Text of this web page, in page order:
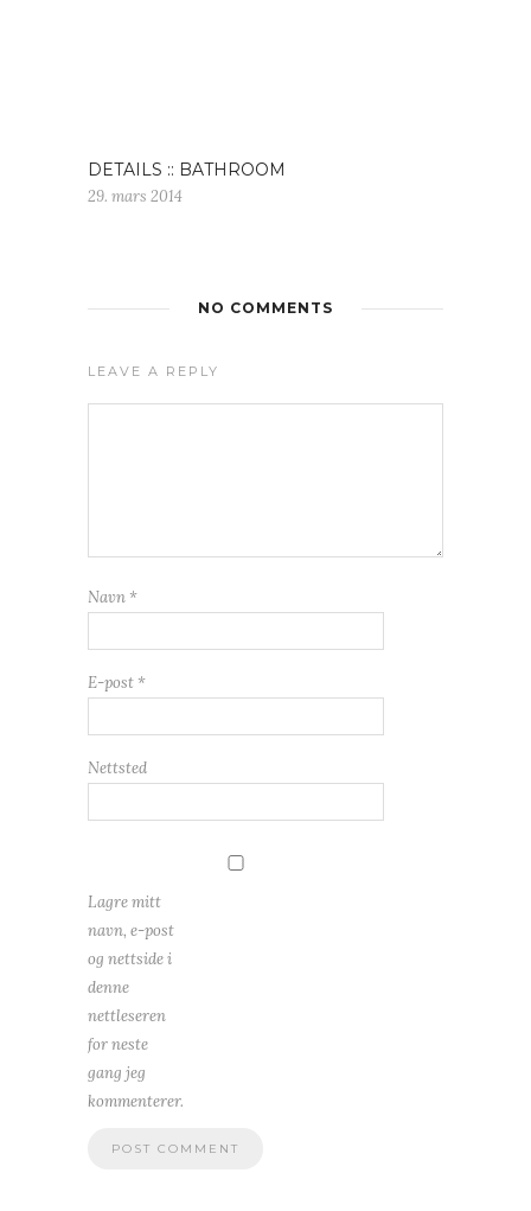
DETAILS :: BATHROOM
29. mars 2014
NO COMMENTS
LEAVE A REPLY
Navn *
E-post *
Nettsted
Lagre mitt
navn, e-post
og nettside i
denne
nettleseren
for neste
gang jeg
kommenterer.